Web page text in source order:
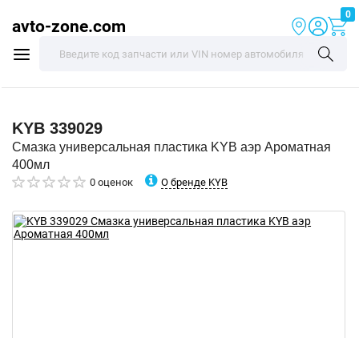
avto-zone.com
0
KYB 339029
Смазка универсальная пластика KYB аэр Ароматная
400мл
0 оценок О бренде KYB